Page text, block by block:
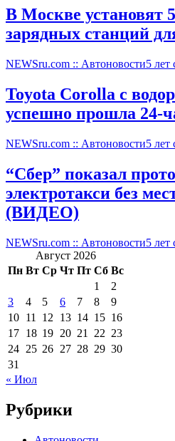
В Москве установят
зарядных станций
NEWSru.com :: Автоновости5 лет
Toyota Corolla с
успешно прошла 24-
NEWSru.com :: Автоновости5 лет
“Сбер” показал
электротакси без
(ВИДЕО)
NEWSru.com :: Автоновости5 лет
Август 2026
Пн Вт Ср Чт Пт Сб Вс
1
2
3
4 5 6 7 8
9
10 11 12 13 14 15 16
17 18 19 20 21 22 23
24 25 26 27 28 29 30
31
« Июл
Рубрики